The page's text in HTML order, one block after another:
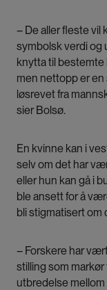
– De aller fleste vil
symbolsk verdi og
knytta til
men nettopp er
løsrevet fra
sier Bolsø.
En kvinne kan i
selv om det har
eller hun kan gå i
ble ansett for å
bli stigmatisert om
– Forskere har
stilling som
utbredelse